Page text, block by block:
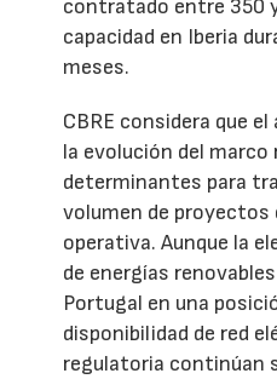
contratado entre 350
capacidad en Iberia
meses.
CBRE considera que
la evolución del
determinantes para
volumen de proyectos
operativa. Aunque la
de energías
Portugal en una
disponibilidad de red
regulatoria continúan